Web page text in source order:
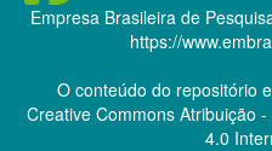
Empresa Brasileira de
https://
O conteúdo do repositório
Creative CommonsAtribuição -
4.0